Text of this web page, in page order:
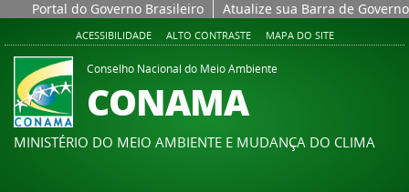
Portal do Governo Brasileiro Atualize sua Barra de Governo
ACESSIBILIDADE ALTO CONTRASTE MAPA DO SITE
Conselho Nacional do Meio Ambiente
CONAMA
MINISTÉRIO DO MEIO AMBIENTE E MUDANÇA DO CLIMA